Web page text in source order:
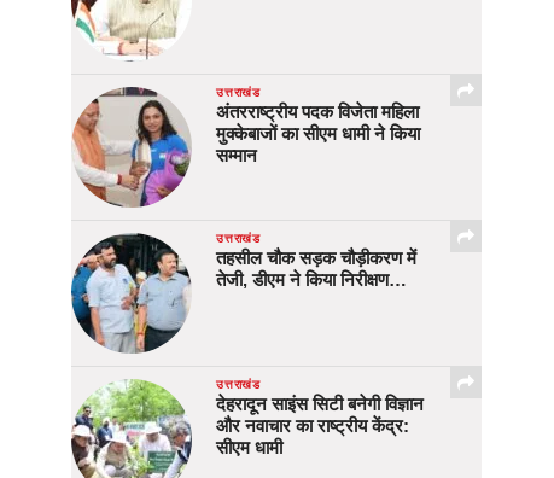
उत्तराखंड
अंतरराष्ट्रीय पदक विजेता महिला
मुक्केबाजों का सीएम धामी ने किया
सम्मान
उत्तराखंड
तहसील चौक सड़क चौड़ीकरण में
तेजी, डीएम ने किया निरीक्षण…
उत्तराखंड
देहरादून साइंस सिटी बनेगी विज्ञान
और नवाचार का राष्ट्रीय केंद्र:
सीएम धामी